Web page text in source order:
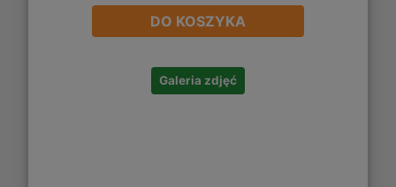
DO KOSZYKA
Galeria zdjęć